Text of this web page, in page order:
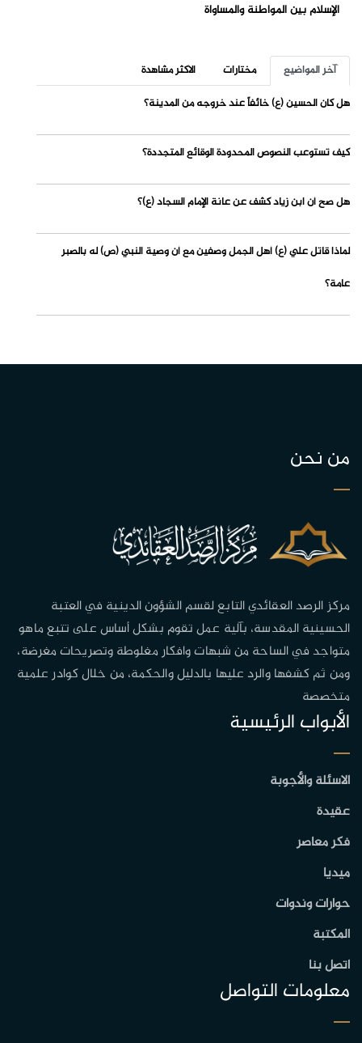
الإسلام بين المواطنة والمساواة
آخر المواضيع مختارات
الاكثر مشاهدة
هل كان الحسين (ع) خائفاً عند خروجه من المدينة؟
كيف تستوعب النصوص المحدودة الوقائع المتجددة؟
هل صح أن ابن زياد كشف عن عانة الإمام السجاد (ع)؟
لماذا قاتل علي (ع) أهل الجمل وصفين مع أن وصية النبي (ص) له بالصبر
عامة؟
من نحن
مركز الرصد العقائدي التابع لقسم الشؤون الدينية في العتبة
الحسينية المقدسة، بآلية عمل تقوم بشكل أساس على تتبع ماهو
متواجد في الساحة من شبهات وافكار مغلوطة وتصريحات مغرضة،
ومن ثم كشفها والرد عليها بالدليل والحكمة، من خلال كوادر علمية
متخصصة
الأبواب الرئيسية
الاسئلة والأجوبة
عقيدة
فكر معاصر
ميديا
حوارات وندوات
المكتبة
اتصل بنا
معلومات التواصل